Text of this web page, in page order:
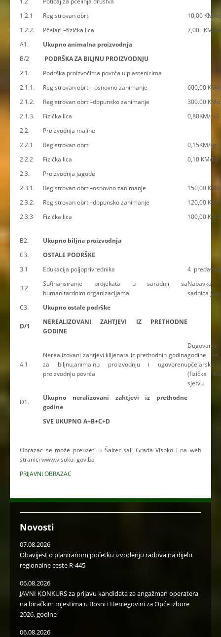
1.2.1
Registrovan obrt
10,00 KM/
1.2.2.
Pčelari –fizička lica
7,00 KM/
A1.
Ukupno animalna proizvodnja
B/2
PODRŠKA ZA BILJNU PROIZVODNJU
2.1.
Podrška proizvočima povrća u plastenicima
2.1.1.
Registrovan obrt – osnovno zanimanje
600,00 KM/
2.1.2.
Registrovan obrt –dopunsko zanimanje
300.00 KM/
2.1.3.
Fizička lica
0,80KM/m2
2.2.
Proizvodnja maline
2.2.1
Registrovan obrt
0,15KM/kg
2.2.2
Fizička lica
0,10 KM/kg
2.3.
Proizvodnja jagode
2.3.1.
Registrovan obrt –osnovno zanimanje
150,00 KM/
2.3.2.
Registrovan obrt –dopunsko zanimanje
120,00 KM/
2.3.3
Fizička lica 100,00 KM/
B2.
Ukupno biljna proizvodnja
C3.
OSTALE PODRŠKE
3.1
Edukacija poljoprivrednika 4
3.2
Sufinansiranje projekata u saradnji sa
humanitardnim organizacijama
sadnica
C3.
Ukupno ostale podrške
D/1
NEREALIZOVANI ZAHTJEVI IZ PRETHODNE
GODINE
4.1
Nerealizovani zahtjevi klijenata iz prethodnih godina
za biljnu,animalnu proizvodnju i ugovorenu
proizvodnju povrća
godine
(fizička
sjetvu
D1.
Ukupno neralizovani zahtjevi iz prethodne
godine
SVE UKUPNO A+B+C+D
Obrazac se može preuzeti u Šalter sali Grada Visoko i na web
stranici www.visoko. gov.ba
PRIJAVNI OBRAZAC
Novosti
07.08.2026
Obavijest o planiranom početku izvođenju radova na dijelu
regionalne ceste R-445
06.08.2026
JAVNI KONKURS za prijavu kandidata za angažman operatera
na biračkim mjestima u Bosni i Hercegovini za Opće izbore
2026. godine
06.08.2026